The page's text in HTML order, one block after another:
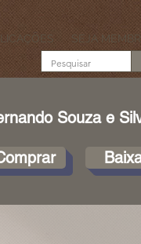
SEJA
Souza e